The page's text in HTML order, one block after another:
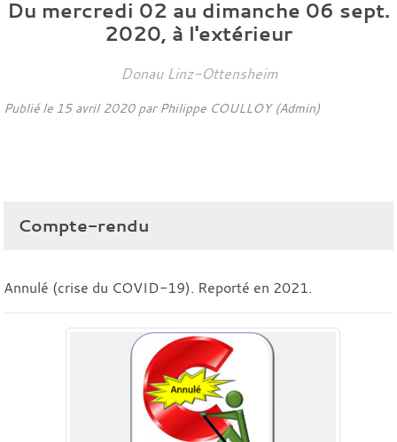
Du mercredi 02 au dimanche 06 sept.
2020, à l'extérieur
Donau Linz-Ottensheim
Publié le 15 avril 2020par Philippe COULLOY (Admin)
Compte-rendu
Annulé (crise du COVID-19). Reporté en 2021.